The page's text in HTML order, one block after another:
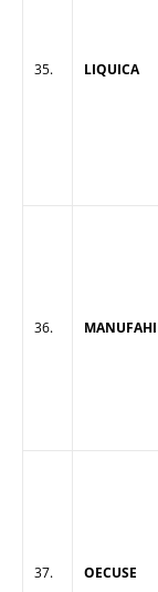
35. LIQUICA
36. MANUFAHI
37. OECUSE